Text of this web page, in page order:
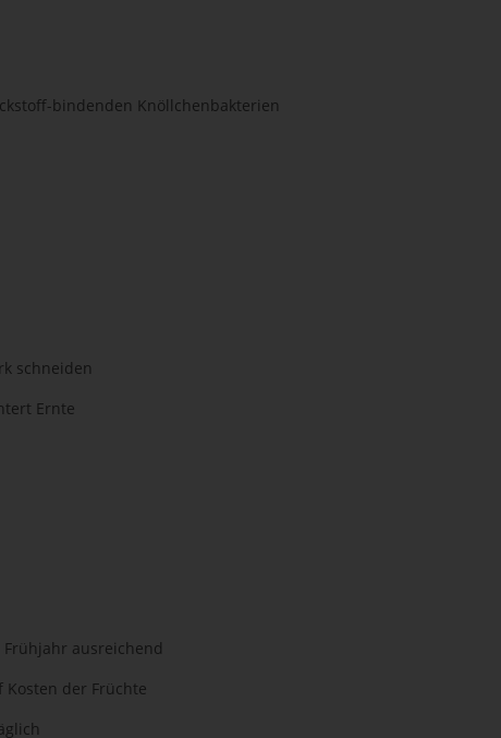
bindenden Knöllchenbakterien
schneiden
Ernte
ausreichend
der Früchte